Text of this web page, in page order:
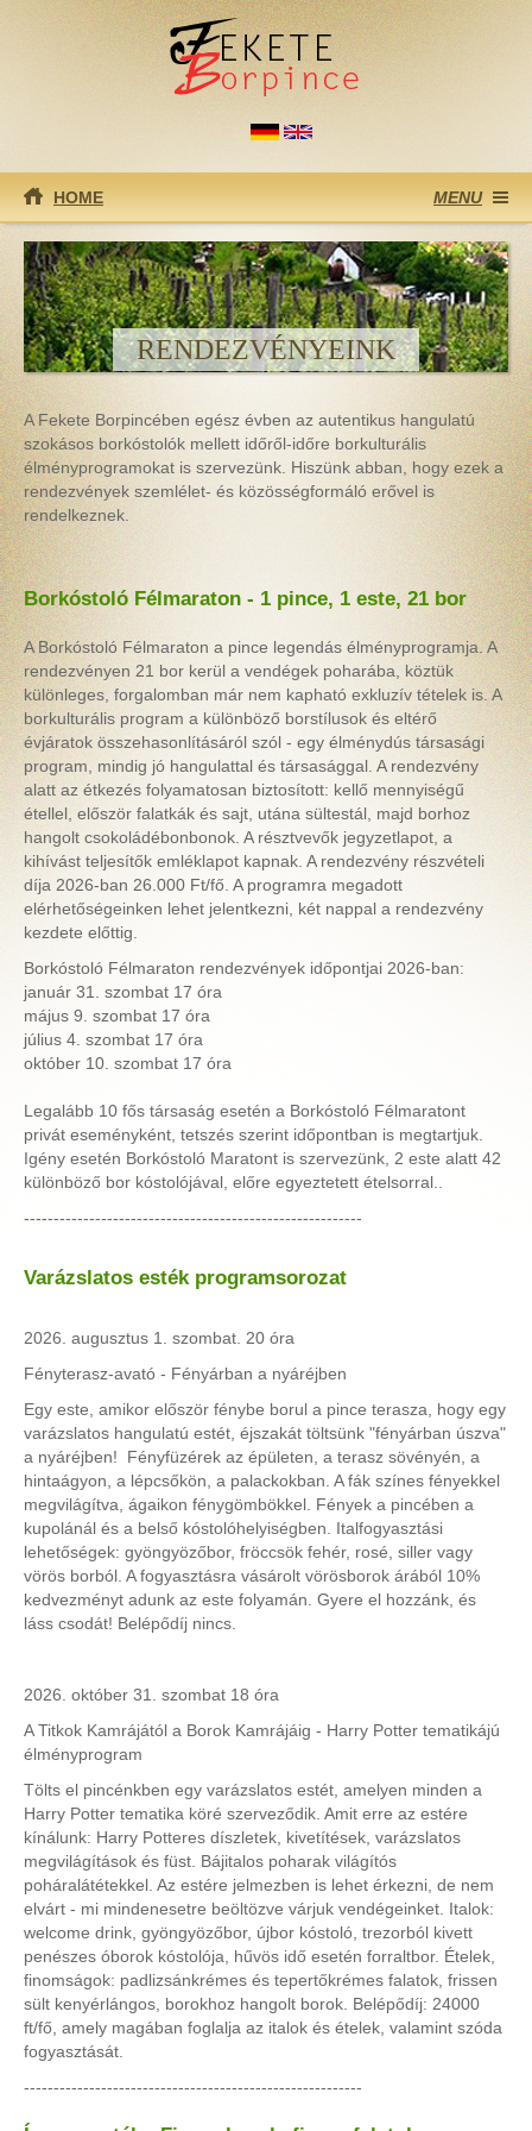
Ugrás a tartalomra
HOME MENU
RENDEZVÉNYEINK
A Fekete Borpincében egész évben az autentikus hangulatú
szokásos borkóstolók mellett időről-időre borkulturális
élményprogramokat is szervezünk. Hiszünk abban, hogy ezek a
rendezvények szemlélet- és közösségformáló erővel is
rendelkeznek.
Borkóstoló Félmaraton - 1 pince, 1 este, 21 bor
A Borkóstoló Félmaraton a pince legendás élményprogramja. A
rendezvényen 21 bor kerül a vendégek poharába, köztük
különleges, forgalomban már nem kapható exkluzív tételek is. A
borkulturális program a különböző borstílusok és eltérő
évjáratok összehasonlításáról szól - egy élménydús társasági
program, mindig jó hangulattal és társasággal. A rendezvény
alatt az étkezés folyamatosan biztosított: kellő mennyiségű
étellel, először falatkák és sajt, utána sültestál, majd borhoz
hangolt csokoládébonbonok. A résztvevők jegyzetlapot, a
kihívást teljesítők emléklapot kapnak. A rendezvény részvételi
díja 2026-ban 26.000 Ft/fő. A programra megadott
elérhetőségeinken lehet jelentkezni, két nappal a rendezvény
kezdete előttig.
Borkóstoló Félmaraton rendezvények időpontjai 2026-ban:
január 31. szombat 17 óra
május 9. szombat 17 óra
július 4. szombat 17 óra
október 10. szombat 17 óra
Legalább 10 fős társaság esetén a Borkóstoló Félmaratont
privát eseményként, tetszés szerint időpontban is megtartjuk.
Igény esetén Borkóstoló Maratont is szervezünk, 2 este alatt 42
különböző bor kóstolójával, előre egyeztetett ételsorral..
---------------------------------------------------------
Varázslatos esték programsorozat
2026. augusztus 1. szombat. 20 óra
Fényterasz-avató - Fényárban a nyáréjben
Egy este, amikor először fénybe borul a pince terasza, hogy egy
varázslatos hangulatú estét, éjszakát töltsünk "fényárban úszva"
a nyáréjben! Fényfüzérek az épületen, a terasz sövényén, a
hintaágyon, a lépcsőkön, a palackokban. A fák színes fényekkel
megvilágítva, ágaikon fénygömbökkel. Fények a pincében a
kupolánál és a belső kóstolóhelyiségben. Italfogyasztási
lehetőségek: gyöngyözőbor, fröccsök fehér, rosé, siller vagy
vörös borból. A fogyasztásra vásárolt vörösborok árából 10%
kedvezményt adunk az este folyamán. Gyere el hozzánk, és
láss csodát! Belépődíj nincs.
2026. október 31. szombat 18 óra
A Titkok Kamrájától a Borok Kamrájáig - Harry Potter tematikájú
élményprogram
Tölts el pincénkben egy varázslatos estét, amelyen minden a
Harry Potter tematika köré szerveződik. Amit erre az estére
kínálunk: Harry Potteres díszletek, kivetítések, varázslatos
megvilágítások és füst. Bájitalos poharak világítós
poháralátétekkel. Az estére jelmezben is lehet érkezni, de nem
elvárt - mi mindenesetre beöltözve várjuk vendégeinket. Italok:
welcome drink, gyöngyözőbor, újbor kóstoló, trezorból kivett
penészes óborok kóstolója, hűvös idő esetén forraltbor. Ételek,
finomságok: padlizsánkrémes és tepertőkrémes falatok, frissen
sült kenyérlángos, borokhoz hangolt borok. Belépődíj: 24000
ft/fő, amely magában foglalja az italok és ételek, valamint szóda
fogyasztását.
---------------------------------------------------------